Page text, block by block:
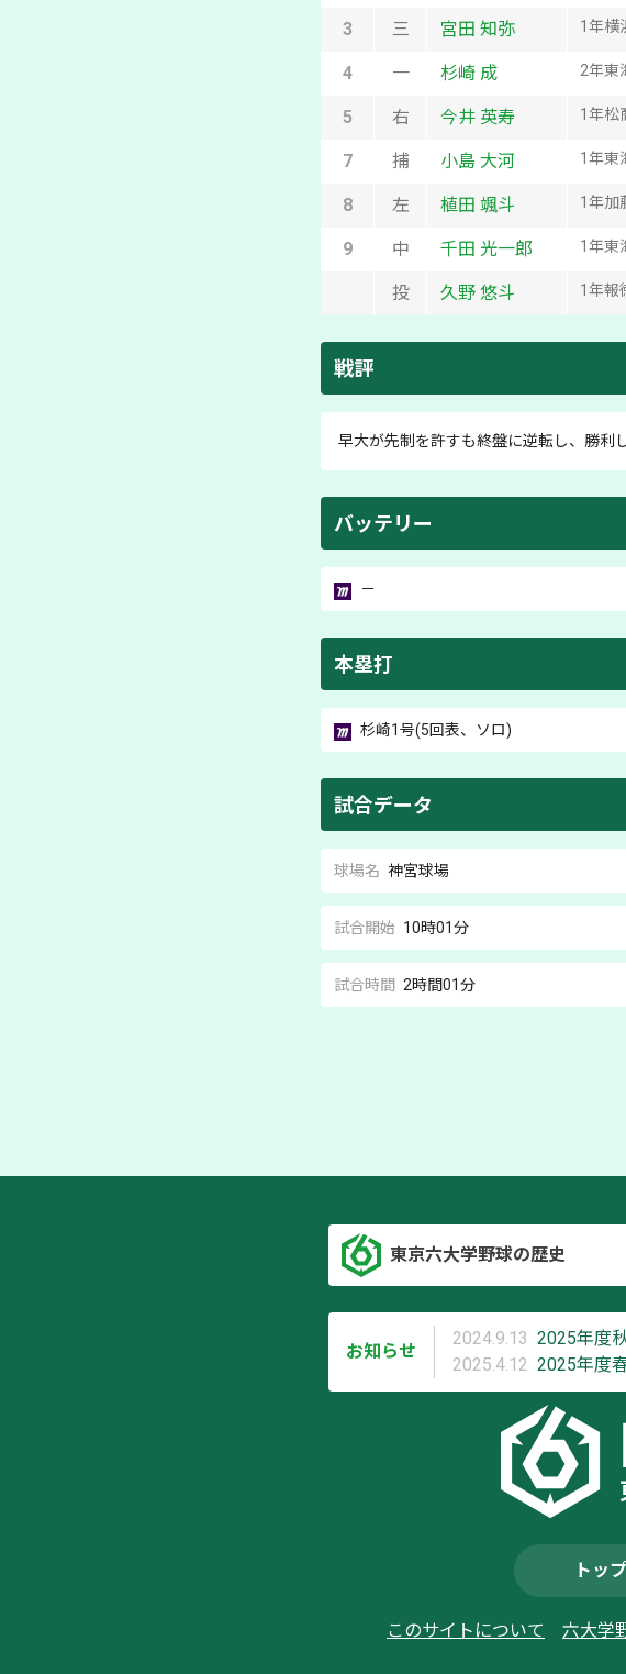
3 三 宮田 知弥 1 年横
4 一 杉崎 成 2年東
5 右 今井 英寿 1 年松
7 捕 小島 大河 1 年東
8 左 植田 颯斗 1 年加
9 中 千田 光一郎 1 年東
投 久野 悠斗 1 年報
戦評
早大が先制を許すも終盤に逆転し、勝利し
バッテリー
－
本塁打
杉崎1号(5回表、ソロ)
試合データ
球場名 神宮球場
試合開始 10時01分
試合時間 2時間01分
東京六大学野球の歴史
お知らせ
2024.9.13 2025年度
2025.4.12 2025年度
トップ
このサイトについて 六大学